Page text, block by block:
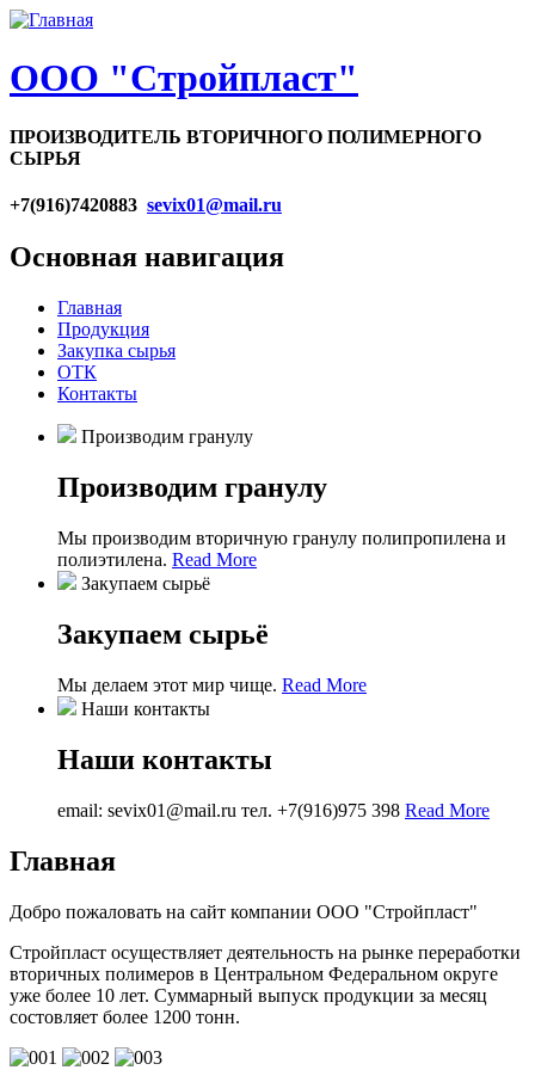
ООО "Стройпласт"
ПРОИЗВОДИТЕЛЬ ВТОРИЧНОГО ПОЛИМЕРНОГО
СЫРЬЯ
+7(916)7420883 sevix01@mail.ru
Основная навигация
Главная
Продукция
Закупка сырья
ОТК
Контакты
Производим гранулу
Производим гранулу
Мы производим вторичную гранулу полипропилена и
полиэтилена. Read More
Закупаем сырьё
Закупаем сырьё
Мы делаем этот мир чище. Read More
Наши контакты
Наши контакты
email: sevix01@mail.ru тел. +7(916)975 398 Read More
Главная
Добро пожаловать на сайт компании ООО "Стройпласт"
Стройпласт осуществляет деятельность на рынке переработки
вторичных полимеров в Центральном Федеральном округе
уже более 10 лет. Суммарный выпуск продукции за месяц
состовляет более 1200 тонн.